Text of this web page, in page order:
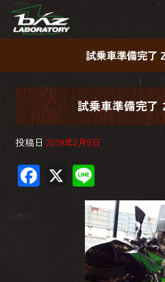
試乗車準備完了
試乗車準備完了
投稿日 2019年2月9日
F X
ne